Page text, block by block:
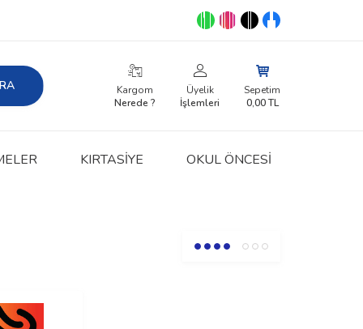
Kargom
Nerede ?
Üyelik
İşlemleri
Sepetim
0,00TL
KIRTASIYE OKUL ÖNCESİ